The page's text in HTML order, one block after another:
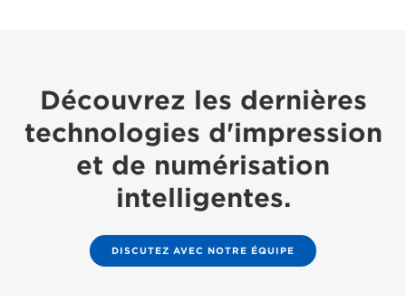
Découvrez les dernières
technologies d'impression
et de numérisation
intelligentes.
DISCUTEZ AVEC NOTRE ÉQUIPE